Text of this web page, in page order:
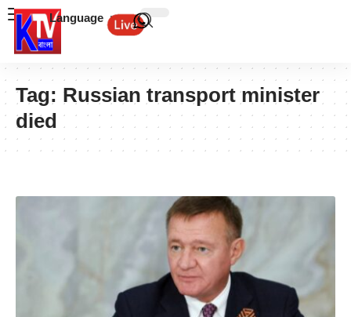
Language
Tag: Russian transport minister
died